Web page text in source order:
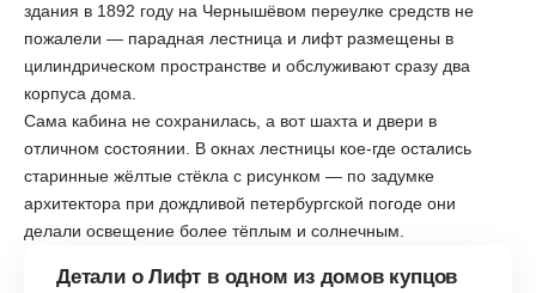
здания в 1892 году на Чернышёвом переулке средств не
пожалели — парадная лестница и лифт размещены в
цилиндрическом пространстве и обслуживают сразу два
корпуса дома.
Сама кабина не сохранилась, а вот шахта и двери в
отличном состоянии. В окнах лестницы кое-где остались
старинные жёлтые стёкла с рисунком — по задумке
архитектора при дождливой петербургской погоде они
делали освещение более тёплым и солнечным.
Детали о Лифт в одном из домов купцов